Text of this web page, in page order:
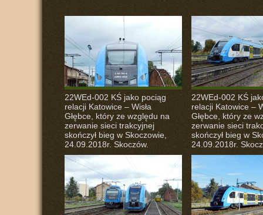
22WEd-002 KŚ jako pociąg
relacji Katowice – Wisła
Głębce, który ze względu na
zerwanie sieci trakcyjnej
skończył bieg w Skoczowie,
24.09.2018r. Skoczów.
22WEd-002 KŚ
relacji Katowice –
Głębce, który ze
zerwanie sieci
skończył bieg w
24.09.2018r.